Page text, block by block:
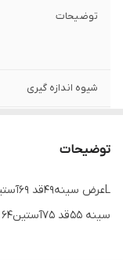
توضیحات
شیوه اندازه گیری
توضیحات
سینه 55قد 75آستین64 3XLعرض سینه58قد78آستین 66